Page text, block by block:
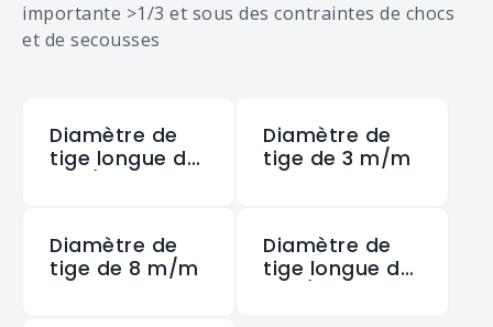
importante >1/3 et sous des contraintes de chocs
et de secousses
Diamètre de
tige longue de
Diamètre de
tige de 3 m/m
Diamètre de
tige de 8 m/m
Diamètre de
tige longue de